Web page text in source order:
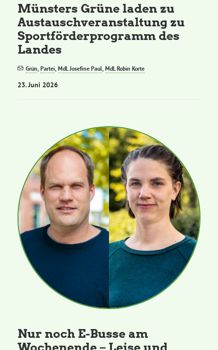
Münsters Grüne laden zu
Austauschveranstaltung zu
Sportförderprogramm des
Landes
Grün,Partei,MdL Josefine Paul,MdL Robin Korte
23. Juni 2026
Nur noch E-Busse am
Wochenende – Leise und